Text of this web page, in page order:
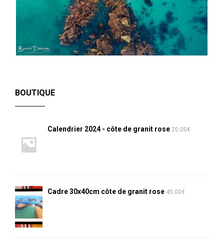
BOUTIQUE
Calendrier 2024 - côte de granit rose 20.00€
Cadre 30x40cm côte de granit rose 45.00€